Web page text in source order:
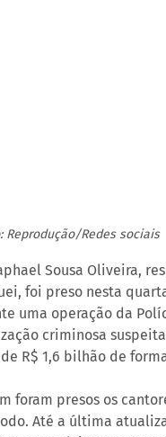
Reprodução/Redes sociais
Sousa Oliveira,
foi preso nesta
uma operação da
criminosa
R$ 1,6 bilhão de
foram presos os
Até a última